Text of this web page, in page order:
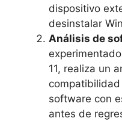
dispositivo
desinstalar
Análisis de
11, realiza un
software con
antes de